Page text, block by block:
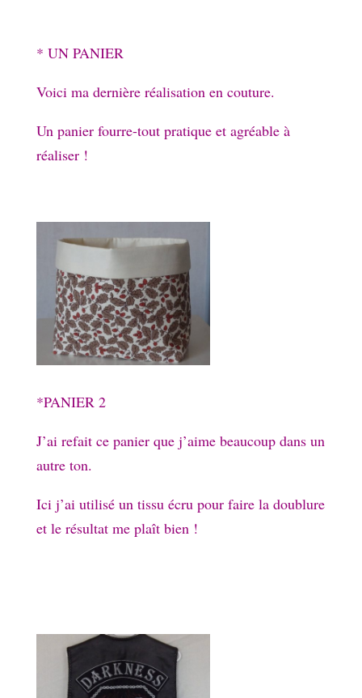
* UN PANIER
Voici ma dernière réalisation en couture.
Un panier fourre-tout pratique et agréable à
réaliser !
*PANIER 2
J’ai refait ce panier que j’aime beaucoup dans un
autre ton.
Ici j’ai utilisé un tissu écru pour faire la doublure
et le résultat me plaît bien !